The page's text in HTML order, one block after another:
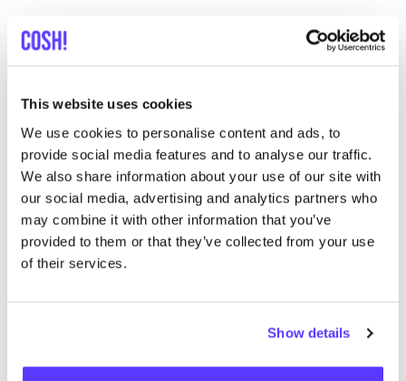
This website uses cookies
We use cookies to personalise content and ads, to
provide social media features and to analyse our traffic.
We also share information about your use of our site with
our social media, advertising and analytics partners who
may combine it with other information that you’ve
provided to them or that they’ve collected from your use
of their services.
Show details
Meer merken
B
Bo Weevil
Stoffen